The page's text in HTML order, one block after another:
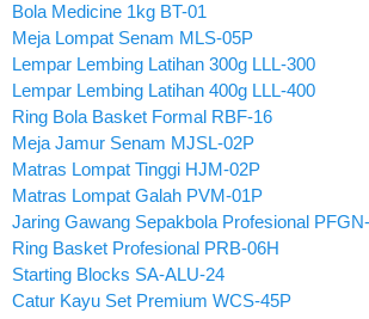
Bola Medicine 1kg BT-01
Meja Lompat Senam MLS-05P
Lempar Lembing Latihan 300g LLL-300
Lempar Lembing Latihan 400g LLL-400
Ring Bola Basket Formal RBF-16
Meja Jamur Senam MJSL-02P
Matras Lompat Tinggi HJM-02P
Matras Lompat Galah PVM-01P
Jaring Gawang Sepakbola Profesional
Ring Basket Profesional PRB-06H
Starting Blocks SA-ALU-24
Catur Kayu Set Premium WCS-45P